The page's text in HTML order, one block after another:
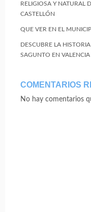
RELIGIOSA Y NATURAL
CASTELLÓN
QUE VER EN EL
DESCUBRE LA
SAGUNTO EN VALENCIA
COMENTARIOS
No hay comentarios